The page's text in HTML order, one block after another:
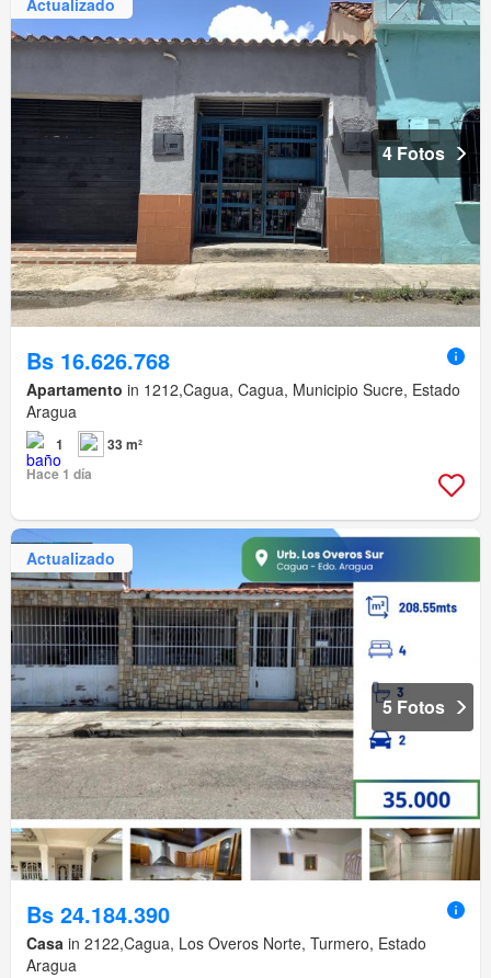
4 Fotos
Bs 16.626.768
Apartamento in 1212,Cagua, Cagua, Municipio Sucre, Estado
Aragua
1
33 m²
Hace 1 día
Actualizado
5 Fotos
Bs 24.184.390
Casa in 2122,Cagua, Los Overos Norte, Turmero, Estado
Aragua